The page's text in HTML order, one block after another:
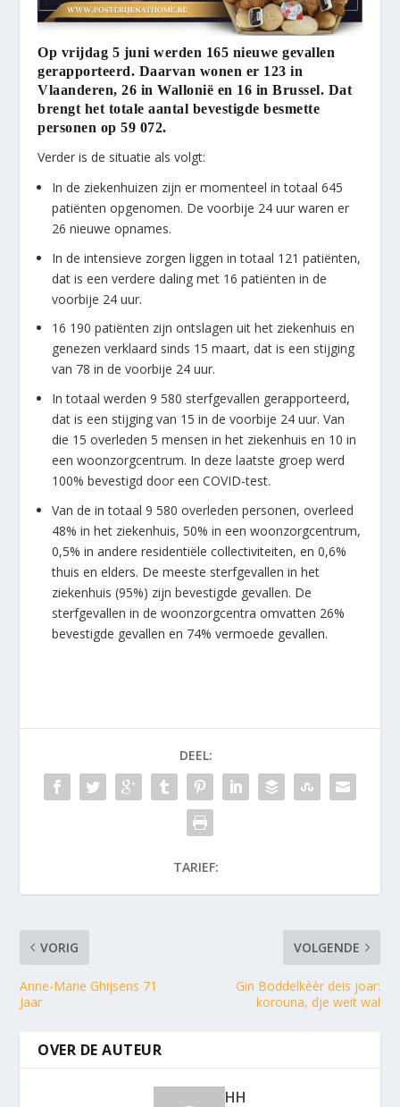
Op vrijdag 5 juni werden 165 nieuwe gevallen
gerapporteerd. Daarvan wonen er 123 in
Vlaanderen, 26 in Wallonië en 16 in Brussel. Dat
brengt het totale aantal bevestigde besmette
personen op 59 072.
Verder is de situatie als volgt:
In de ziekenhuizen zijn er momenteel in totaal 645
patiënten opgenomen. De voorbije 24 uur waren er
26 nieuwe opnames.
In de intensieve zorgen liggen in totaal 121 patiënten,
dat is een verdere daling met 16 patiënten in de
voorbije 24 uur.
16 190 patiënten zijn ontslagen uit het ziekenhuis en
genezen verklaard sinds 15 maart, dat is een stijging
van 78 in de voorbije 24 uur.
In totaal werden 9 580 sterfgevallen gerapporteerd,
dat is een stijging van 15 in de voorbije 24 uur. Van
die 15 overleden 5 mensen in het ziekenhuis en 10 in
een woonzorgcentrum. In deze laatste groep werd
100% bevestigd door een COVID-test.
Van de in totaal 9 580 overleden personen, overleed
48% in het ziekenhuis, 50% in een woonzorgcentrum,
0,5% in andere residentiële collectiviteiten, en 0,6%
thuis en elders. De meeste sterfgevallen in het
ziekenhuis (95%) zijn bevestigde gevallen. De
sterfgevallen in de woonzorgcentra omvatten 26%
bevestigde gevallen en 74% vermoede gevallen.
DEEL:
TARIEF:
VORIG
Anne-Marie Ghijsens 71
Jaar
VOLGENDE
Gin Boddelkèèr deis joar:
korouna, dje weit wal
OVER DE AUTEUR
HH